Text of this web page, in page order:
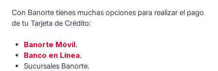
Con Banorte tienes muchas opciones para realizar el pago
de tu Tarjeta de Crédito:
Banorte Móvil.
Banco en Línea.
Sucursales Banorte.